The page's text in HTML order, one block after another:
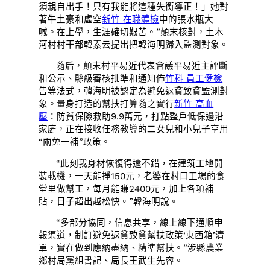
須親自出手！只有我能將這種失衡導正！」她對
著牛土豪和虛空新竹 在職體檢中的張水瓶大
喊。在上學，生涯確切艱苦。”顛末核對，土木
河村村干部韓素云提出把韓海明歸入監測對象。
隨后，顛末村平易近代表會議平易近主評斷
和公示、縣級審核批準和通知佈竹科 員工健檢
告等法式，韓海明被認定為避免返貧致貧監測對
象。量身打造的幫扶打算隨之實行新竹 高血
壓 ：防貧保險救助9.9萬元，打點整戶低保邊沿
家庭，正在接收任務教導的二女兒和小兒子享用
“兩免一補”政策。
“此刻我身材恢復得還不錯，在建筑工地開
裝載機，一天能掙150元，老婆在村口工場的食
堂里做幫工，每月能賺2400元，加上各項補
貼，日子超出越松快。”韓海明說。
“多部分協同，信息共享，線上線下通順申
報渠道，制訂避免返貧致貧幫扶政策‘東西箱’清
單，實在做到應納盡納、精準幫扶。”涉縣農業
鄉村局黨組書記、局長王武生先容。